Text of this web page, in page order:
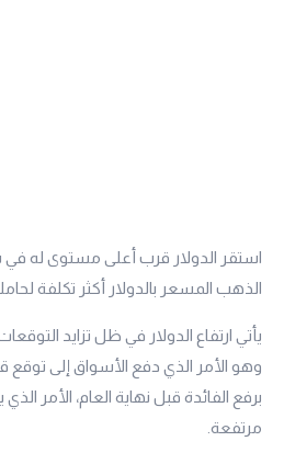
استقر الدولار قرب أعلى مستوى له
الذهب المسعر بالدولار أكثر تكلفة
يأتي ارتفاع الدولار في ظل تزايد
وهو الأمر الذي دفع الأسواق إلى توقع
برفع الفائدة قبل نهاية العام، الأمر
مرتفعة.